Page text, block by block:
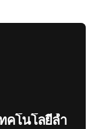
คโนโลยีล้ำ